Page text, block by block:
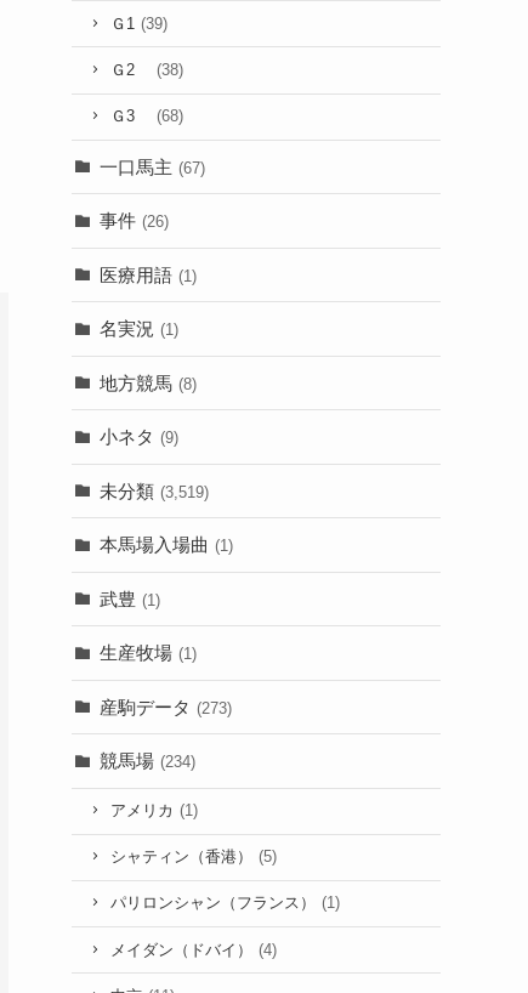
Ｇ1 (39)
Ｇ2 (38)
Ｇ3 (68)
一口馬主 (67)
事件 (26)
医療用語 (1)
名実況 (1)
地方競馬 (8)
小ネタ (9)
未分類 (3,519)
本馬場入場曲 (1)
武豊 (1)
生産牧場 (1)
産駒データ (273)
競馬場 (234)
アメリカ (1)
シャティン（香港） (5)
パリロンシャン（フランス） (1)
メイダン（ドバイ） (4)